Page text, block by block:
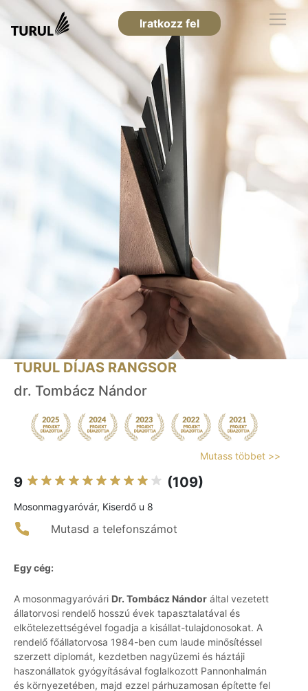
Iratkozz fel
TURUL DÍJAS RANGSOR
dr. Tombácz Nándor
Mutass többet >>
9 (109)
Mosonmagyaróvár, Kiserdő u 8
Mutasd a telefonszámot
Egy cég:
A mosonmagyaróvári Dr. Tombácz Nándor által vezetett
állatorvosi rendelő hosszú évek tapasztalatával és
elkötelezettségével fogadja a kisállat-tulajdonosokat. A
rendelő főállatorvosa 1984-ben cum laude minősítéssel
szerzett diplomát, kezdetben nagyüzemi és háztáji
haszonállatok gyógyításával foglalkozott Pannonhalmán
és környezetében, majd ezzel párhuzamosan építette fel